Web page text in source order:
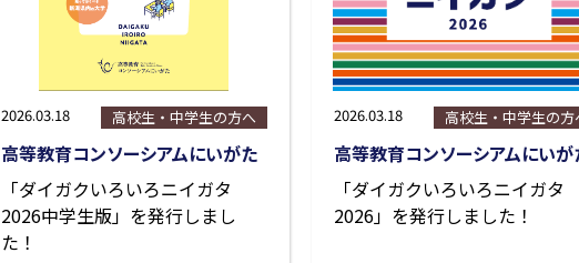
2026.03.18 高校生・中学生の方へ
高等教育コンソーシアムにいがた
「ダイガクいろいろニイガタ
2026中学生版」を発行しまし
た！
2026.03.18 高校生・中学生の方
高等教育コンソーシアムにいが
「ダイガクいろいろニイガタ
2026」を発行しました！